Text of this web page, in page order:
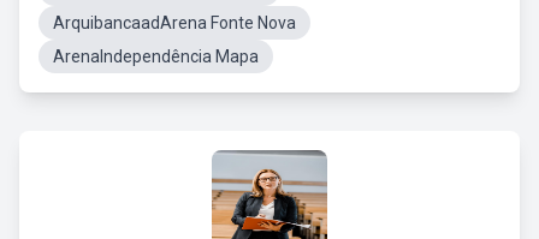
ArquibancaadArena Fonte Nova
ArenaIndependência Mapa